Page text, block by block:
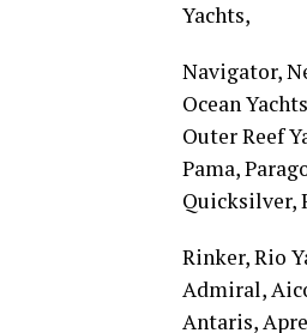
Yachts,
Navigator,
Ocean
Outer Reef
Pama,
Quicksilver,
Rinker, Rio
Admiral,
Antaris,